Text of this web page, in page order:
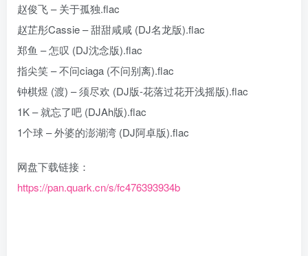
赵俊飞 – 关于孤独.flac
赵芷彤Cassie – 甜甜咸咸 (DJ名龙版).flac
郑鱼 – 怎叹 (DJ沈念版).flac
指尖笑 – 不问ciaga (不问别离).flac
钟棋煜 (渡) – 须尽欢 (DJ版-花落过花开浅摇版).flac
1K – 就忘了吧 (DJAh版).flac
1个球 – 外婆的澎湖湾 (DJ阿卓版).flac
网盘下载链接：
https://pan.quark.cn/s/fc476393934b